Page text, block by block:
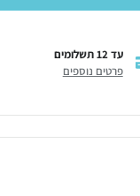
עד 12 תשלומים
פרטים נוספים